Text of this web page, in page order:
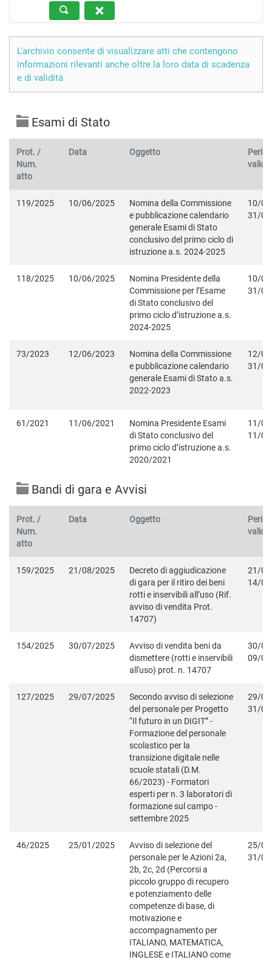
L'archivio consente di visualizzare atti che contengono
informazioni rilevanti anche oltre la loro data di scadenza
e di validità
Esami di Stato
Prot. /
Num.
atto
Data Oggetto
119/2025 10/06/2025
Nomina della Commissione
e pubblicazione calendario
generale Esami di Stato
conclusivo del primo ciclo di
istruzione a.s. 2024-2025
10/
31/
118/2025 10/06/2025
Nomina Presidente della
Commissione per l’Esame
di Stato conclusivo del
primo ciclo d’istruzione a.s.
2024-2025
10/
31/
73/2023 12/06/2023
Nomina della Commissione
e pubblicazione calendario
generale Esami di Stato a.s.
2022-2023
12/
31/
61/2021 11/06/2021
Nomina Presidente Esami
di Stato conclusivo del
primo ciclo d’istruzione a.s.
2020/2021
11/
11/
Bandi di gara e Avvisi
Prot. /
Num.
atto
Data Oggetto
159/2025 21/08/2025
Decreto di aggiudicazione
di gara per il ritiro dei beni
rotti e inservibili all’uso (Rif.
avviso di vendita Prot.
14707)
21/
14/
154/2025 30/07/2025
Avviso di vendita beni da
dismettere (rotti e inservibili
all'uso) prot. n. 14707
30/
09/
127/2025 29/07/2025
Secondo avviso di selezione
del personale per Progetto
“Il futuro in un DIGIT” -
Formazione del personale
scolastico per la
transizione digitale nelle
scuole statali (D.M.
66/2023) - Formatori
esperti per n. 3 laboratori di
formazione sul campo -
settembre 2025
29/
31/
46/2025 25/01/2025
Avviso di selezione del
personale per le Azioni 2a,
2b, 2c, 2d (Percorsi a
piccolo gruppo di recupero
e potenziamento delle
competenze di base, di
motivazione e
accompagnamento per
ITALIANO, MATEMATICA,
INGLESE e ITALIANO come
25/
31/